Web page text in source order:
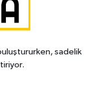
sadelik